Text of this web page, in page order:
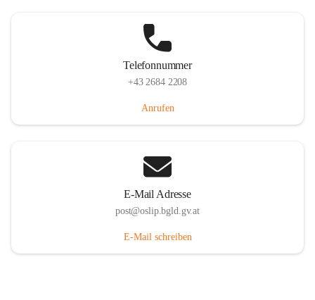
Telefonnummer
+43 2684 2208
Anrufen
E-Mail Adresse
post@oslip.bgld.gv.at
E-Mail schreiben